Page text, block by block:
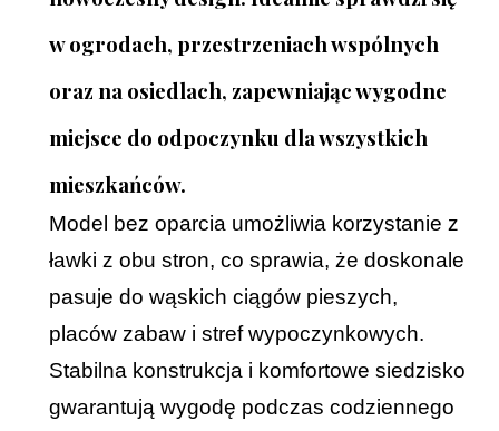
w ogrodach, przestrzeniach wspólnych
oraz na osiedlach, zapewniając wygodne
miejsce do odpoczynku dla wszystkich
mieszkańców.
Model bez oparcia umożliwia korzystanie z
ławki z obu stron, co sprawia, że doskonale
pasuje do wąskich ciągów pieszych,
placów zabaw i stref wypoczynkowych.
Stabilna konstrukcja i komfortowe siedzisko
gwarantują wygodę podczas codziennego